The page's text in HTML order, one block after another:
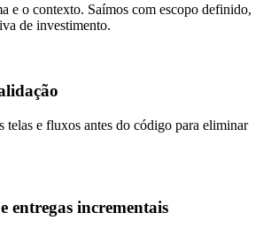
e o contexto. Saímos com escopo definido,
de investimento.
telas e fluxos antes do código para eliminar
entregas incrementais